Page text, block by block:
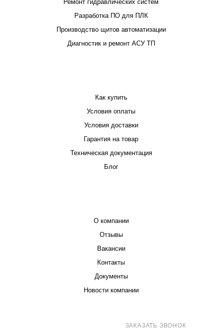
Ремонт гидравлических систем
Разработка ПО для ПЛК
Производство щитов автоматизации
Диагностик и ремонт АСУ ТП
Как купить
Условия оплаты
Условия доставки
Гарантия на товар
Техническая документация
Блог
О компании
Отзывы
Вакансии
Контакты
Документы
Новости компании
ЗАКАЗАТЬ ЗВОНОК